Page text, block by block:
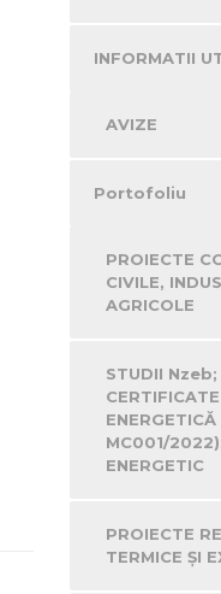
INFORMATII
AVIZE
Portofoliu
PROIECTE
CIVILE,
AGRICOLE
STUDII Nzeb;
MC001/
ENERGETIC
PROIECTE
TERMICE ŞI